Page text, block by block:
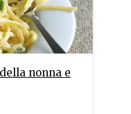
nonna e